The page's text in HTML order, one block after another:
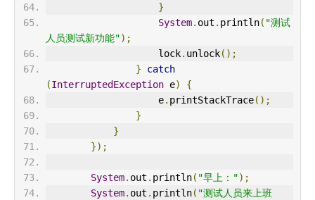
}
System. out . println( "测试
人员测试新功能");
                    lock
. unlock();
}
catch
(InterruptedException e)
{
                    e
. printStackTrace();
}
}
});
System. out . println( "早上：");
System. out . println( "测试人员来上班